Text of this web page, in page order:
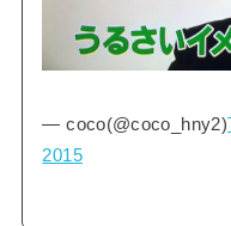
— coco(@coco_hny2)
2015